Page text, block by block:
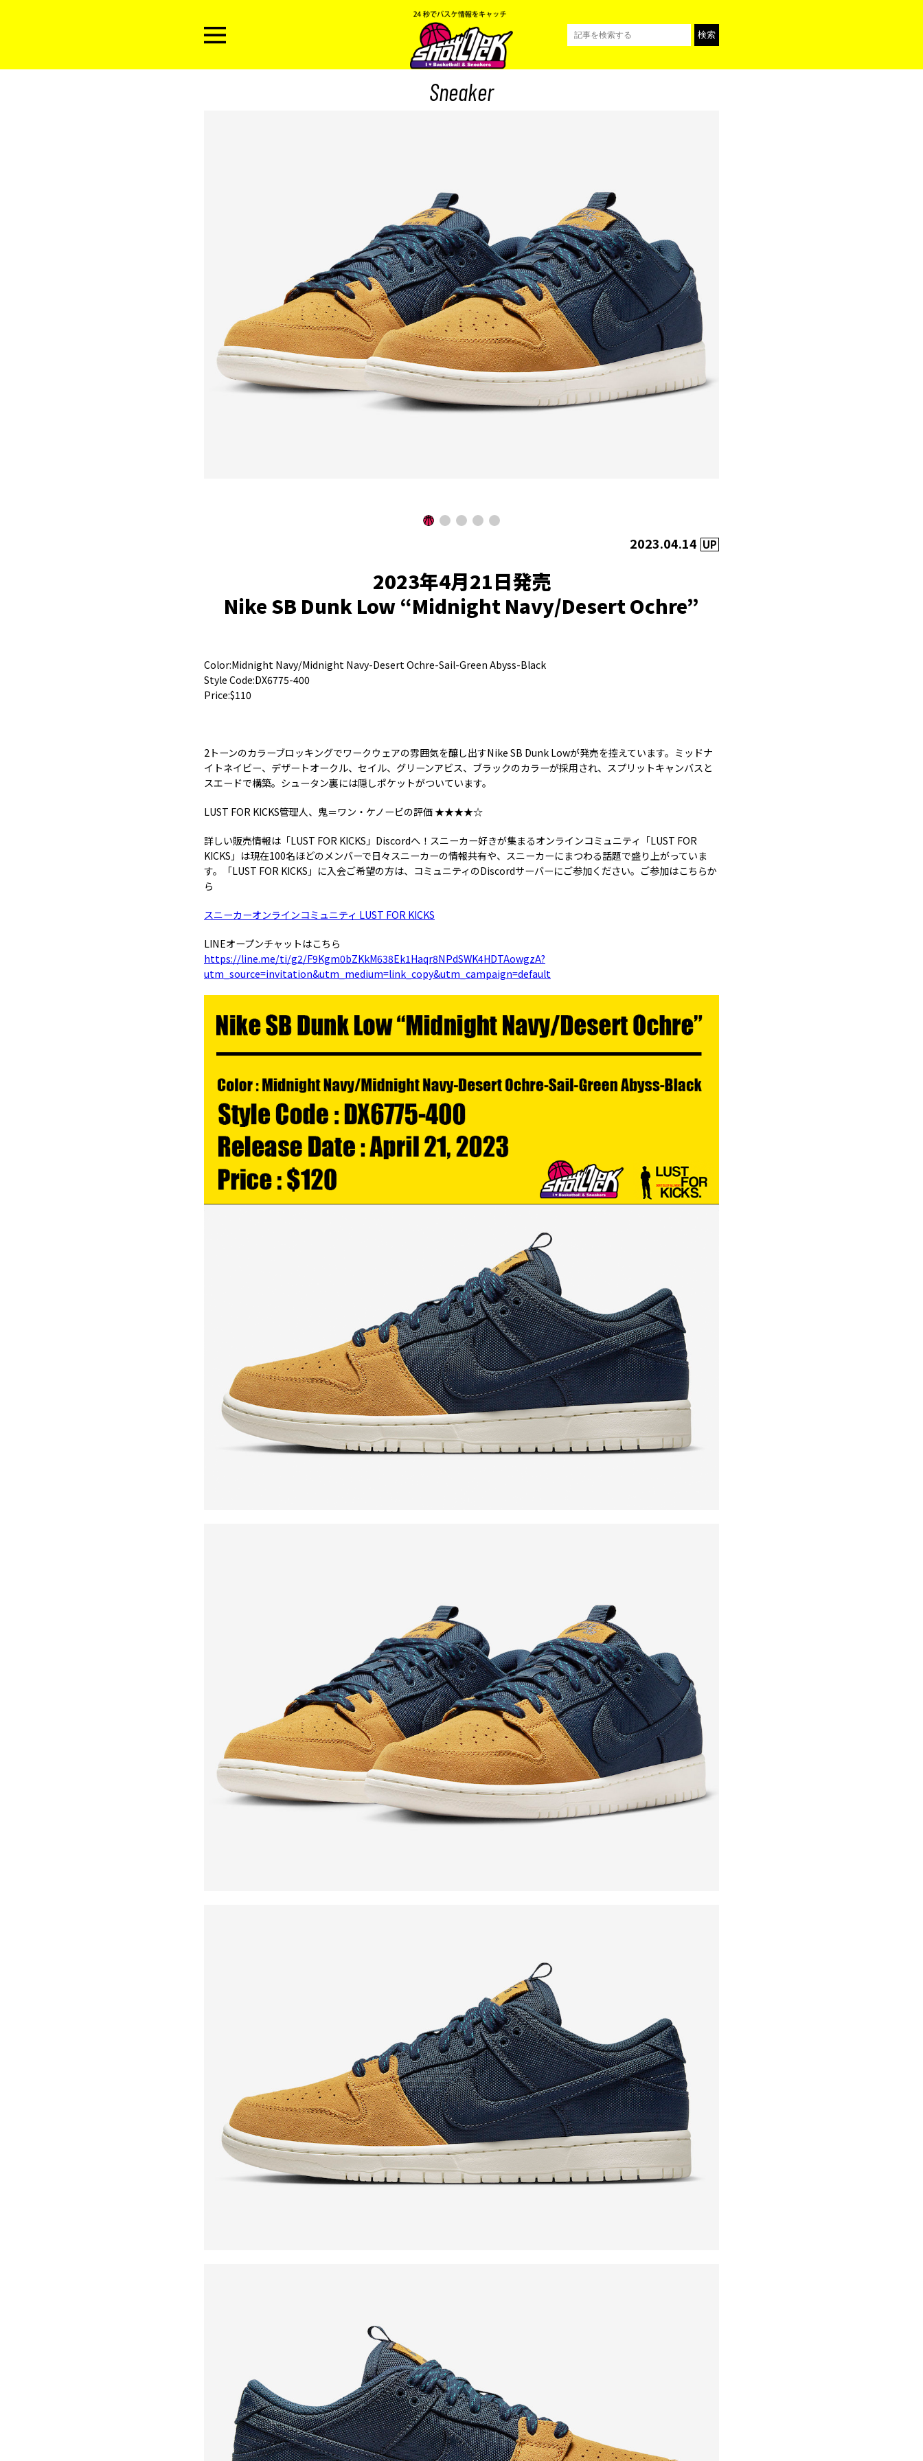
Sneaker
2023.04.14 UP
2023年4月21日発売
Nike SB Dunk Low “Midnight Navy/Desert Ochre”
Color:Midnight Navy/Midnight Navy-Desert Ochre-Sail-Green Abyss-Black
Style Code:DX6775-400
Price:$110
2トーンのカラーブロッキングでワークウェアの雰囲気を醸し出すNike SB Dunk Lowが発売を控えています。ミッドナ
イトネイビー、デザートオークル、セイル、グリーンアビス、ブラックのカラーが採用され、スプリットキャンバスと
スエードで構築。シュータン裏には隠しポケットがついています。
LUST FOR KICKS管理人、鬼＝ワン・ケノービの評価 ★★★★☆
詳しい販売情報は「LUST FOR KICKS」Discordへ！スニーカー好きが集まるオンラインコミュニティ「LUST FOR
KICKS」は現在100名ほどのメンバーで日々スニーカーの情報共有や、スニーカーにまつわる話題で盛り上がっていま
す。「LUST FOR KICKS」に入会ご希望の方は、コミュニティのDiscordサーバーにご参加ください。ご参加はこちらか
ら
スニーカーオンラインコミュニティ LUST FOR KICKS
LINEオープンチャットはこちら
https://line.me/ti/g2/F9Kgm0bZKkM638Ek1Haqr8NPdSWK4HDTAowgzA?
utm_source=invitation&utm_medium=link_copy&utm_campaign=default